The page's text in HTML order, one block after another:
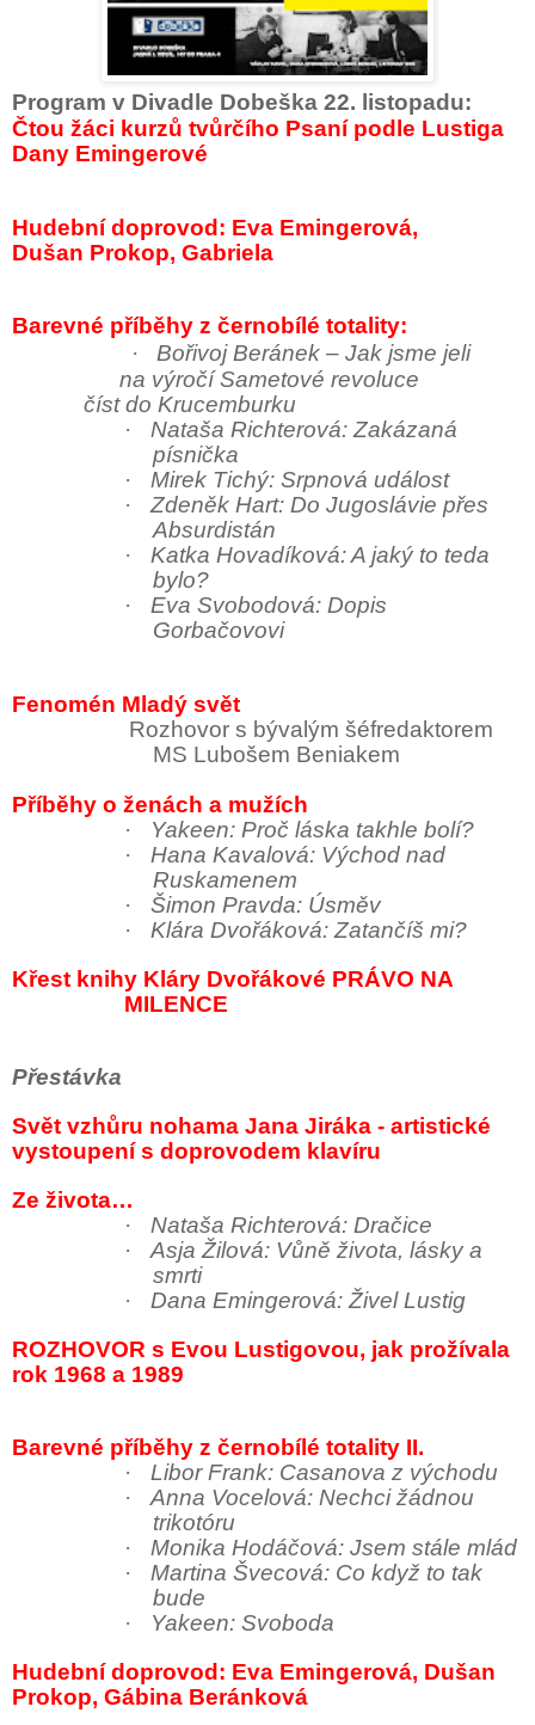
Program v Divadle Dobeška 22. listopadu:
Čtou žáci kurzů tvůrčího Psaní podle Lustiga
Dany Emingerové
Hudební doprovod: Eva Emingerová,
Dušan Prokop, Gabriela
Barevné příběhy z černobílé totality:
·
Bořivoj Beránek – Jak jsme jeli
na výročí Sametové revoluce
číst do Krucemburku
·
Nataša Richterová: Zakázaná
písnička
·
Mirek Tichý: Srpnová událost
·
Zdeněk Hart: Do Jugoslávie přes
Absurdistán
·
Katka Hovadíková: A jaký to teda
bylo?
·
Eva Svobodová: Dopis
Gorbačovovi
Fenomén Mladý svět
Rozhovor s bývalým šéfredaktorem
MS Lubošem Beniakem
Příběhy o ženách a mužích
·
Yakeen: Proč láska takhle bolí?
·
Hana Kavalová: Východ nad
Ruskamenem
·
Šimon Pravda: Úsměv
·
Klára Dvořáková: Zatančíš mi?
Křest knihy Kláry Dvořákové PRÁVO NA
MILENCE
Přestávka
Svět vzhůru nohama Jana Jiráka - artistické
vystoupení s doprovodem klavíru
Ze života…
·
Nataša Richterová: Dračice
·
Asja Žilová: Vůně života, lásky a
smrti
·
Dana Emingerová: Živel Lustig
ROZHOVOR s Evou Lustigovou, jak prožívala
rok 1968 a 1989
Barevné příběhy z černobílé totality II.
·
Libor Frank: Casanova z východu
·
Anna Vocelová: Nechci žádnou
trikotóru
·
Monika Hodáčová: Jsem stále mlád
·
Martina Švecová: Co když to tak
bude
·
Yakeen: Svoboda
Hudební doprovod: Eva Emingerová, Dušan
Prokop, Gábina Beránková